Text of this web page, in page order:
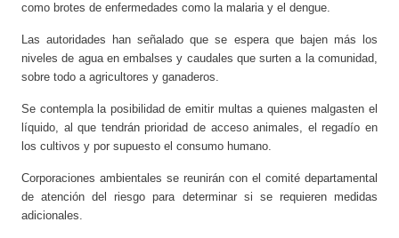
como brotes de enfermedades como la malaria y el dengue.
Las autoridades han señalado que se espera que bajen más los
niveles de agua en embalses y caudales que surten a la comunidad,
sobre todo a agricultores y ganaderos.
Se contempla la posibilidad de emitir multas a quienes malgasten el
líquido, al que tendrán prioridad de acceso animales, el regadío en
los cultivos y por supuesto el consumo humano.
Corporaciones ambientales se reunirán con el comité departamental
de atención del riesgo para determinar si se requieren medidas
adicionales.